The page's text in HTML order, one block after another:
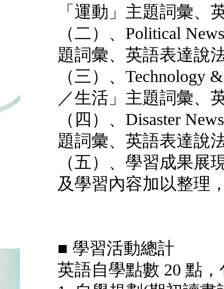
「運動」主題詞彙、
（二）、Political
題詞彙、英語表達說
（三）、Technology
／生活」主題詞彙、
（四）、Disaster
題詞彙、英語表達說
（五）、學習成果展
及學習內容加以整理
■ 學習活動總計
英語自學點數 20 點，